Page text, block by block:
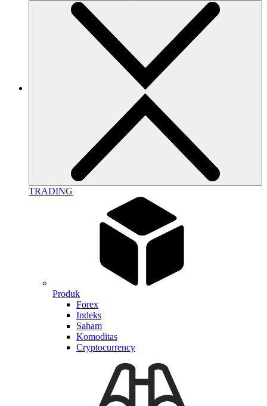
TRADING
Produk
Forex
Indeks
Saham
Komoditas
Cryptocurrency